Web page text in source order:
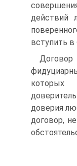
действий
вступить в
которых
доверия
договор,